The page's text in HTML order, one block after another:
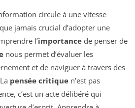
circule à une vitesse
jamais crucial d’adopter une
l’importance de penser de
nous permet d’évaluer les
et de naviguer à travers des
pensée critique n’est pas
c’est un acte délibéré qui